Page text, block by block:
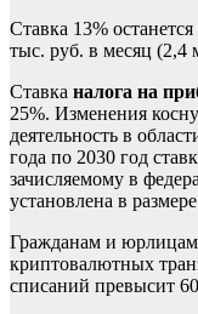
Ставка 13%
тыс. руб. в месяц (2,4
Ставка налога на
25%. Изменения
деятельность в
года по 2030 год
зачисляемому в
установлена в
Гражданам и
криптовалютных
списаний превысит